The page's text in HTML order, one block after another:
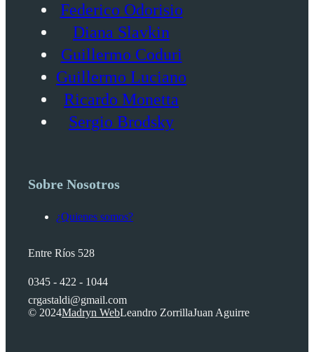
Federico Odorisio
Diana Slavkin
Guillermo Coduri
Guillermo Luciano
Ricardo Monetta
Sergio Brodsky
Sobre Nosotros
¿Quienes somos?
Entre Ríos 528
0345 - 422 - 1044
crgastaldi@gmail.com
© 2024Madryn WebLeandro ZorrillaJuan Aguirre